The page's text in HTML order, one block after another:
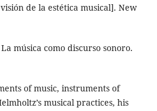
de la estética musical]. New
música como discurso sonoro.
of music, instruments of
musical practices, his